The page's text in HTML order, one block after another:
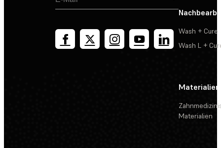
Wash + Cure
Wash L +
Materialien
Materialien